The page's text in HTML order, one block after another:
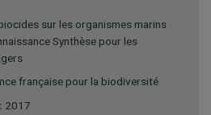
sur les organismes marins
Synthèse pour les
française pour la biodiversité
2017